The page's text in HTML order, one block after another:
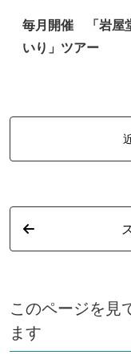
毎月開催 「岩屋
いり」ツアー
このページを見
ます